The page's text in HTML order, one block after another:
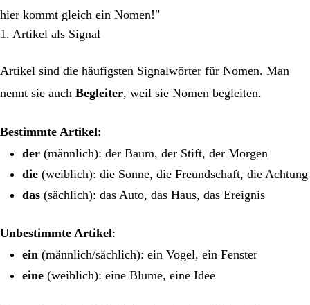
hier kommt gleich ein Nomen!"
1. Artikel als Signal
Artikel sind die häufigsten Signalwörter für Nomen. Man
nennt sie auch Begleiter, weil sie Nomen begleiten.
Bestimmte Artikel:
der (männlich): der Baum, der Stift, der Morgen
die (weiblich): die Sonne, die Freundschaft, die Achtung
das (sächlich): das Auto, das Haus, das Ereignis
Unbestimmte Artikel:
ein (männlich/sächlich): ein Vogel, ein Fenster
eine (weiblich): eine Blume, eine Idee